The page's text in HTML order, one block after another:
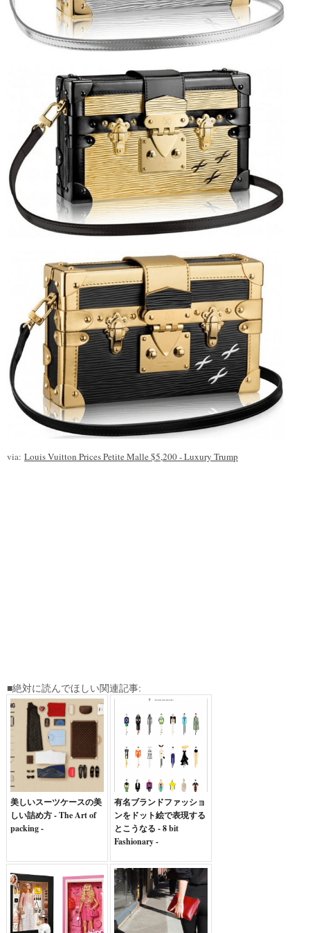
via: Louis Vuitton Prices Petite Malle $5,200 - Luxury Trump
■絶対に読んでほしい関連記事:
美しいスーツケースの美
しい詰め方 - The Art of
packing -
有名ブランドファッショ
ンをドット絵で表現する
とこうなる - 8 bit
Fashionary -